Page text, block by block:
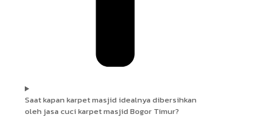
Saat kapan karpet masjid idealnya dibersihkan
oleh jasa cuci karpet masjid Bogor Timur?